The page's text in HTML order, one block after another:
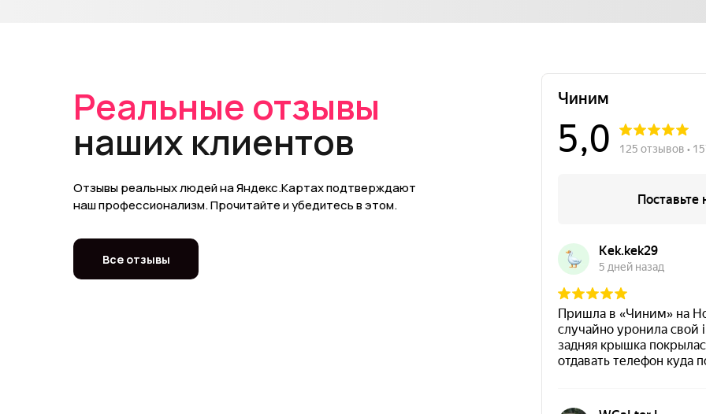
Реальные отзывы
наших клиентов
Все отзывы
Отзывы реальных людей на Яндекс.Картах подтверждают
наш профессионализм. Прочитайте и убедитесь в этом.